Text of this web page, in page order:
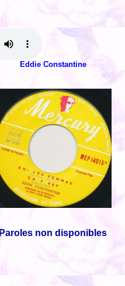
Eddie Constantine
Paroles non disponibles